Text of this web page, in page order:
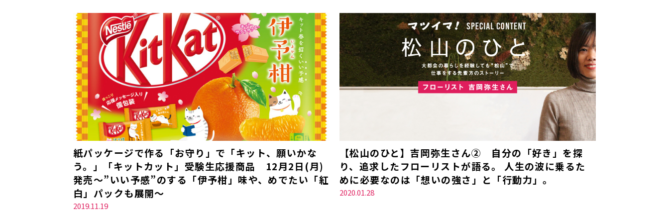
紙パッケージで作る「お守り」で「キット、願いかな
う。」「キットカット」受験生応援商品 12月2日(月)
発売～”いい予感”のする「伊予柑」味や、めでたい「紅
白」パックも展開～
2019.11.19
【松山のひと】吉岡弥生さん② 自分の「好き」を探
り、追求したフローリストが語る。 人生の波に乗るた
めに必要なのは「想いの強さ」と「行動力」。
2020.01.28